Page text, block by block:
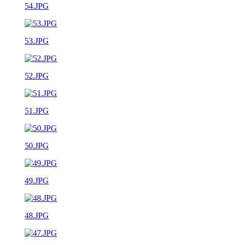
54.JPG
53.JPG
52.JPG
51.JPG
50.JPG
49.JPG
48.JPG